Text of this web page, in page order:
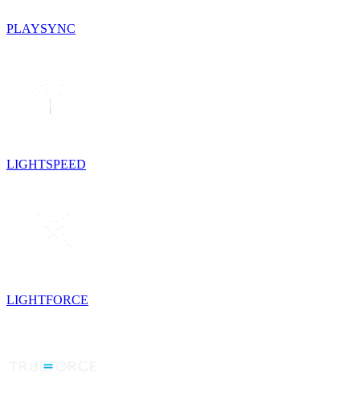
PLAYSYNC
LIGHTSPEED
LIGHTFORCE